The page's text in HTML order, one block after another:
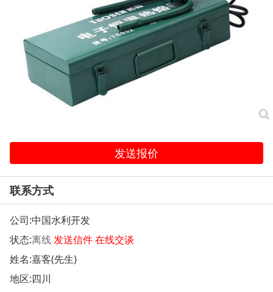
发送报价
联系方式
公司:中国水利开发
状态:离线发送信件在线交谈
姓名:嘉客(先生)
地区:四川